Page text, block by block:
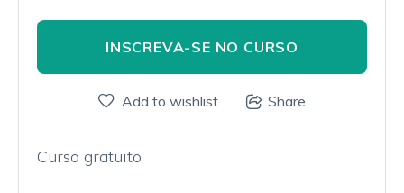
INSCREVA-SE NO CURSO
Add to wishlist Share
Curso gratuito